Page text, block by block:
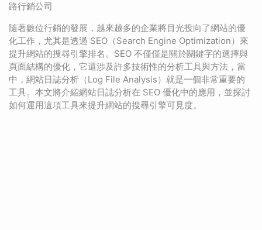
路行銷公司
隨著數位行銷的發展，越來越多的企業將目光投向了網站的優
化工作，尤其是透過 SEO（Search Engine Optimization）來
提升網站的搜尋引擎排名。SEO 不僅僅是關於關鍵字的選擇與
頁面結構的優化，它還涉及許多技術性的分析工具與方法，當
中，網站日誌分析（Log File Analysis）就是一個非常重要的
工具。本文將介紹網站日誌分析在 SEO 優化中的應用，並探討
如何運用這項工具來提升網站的搜尋引擎可見度。